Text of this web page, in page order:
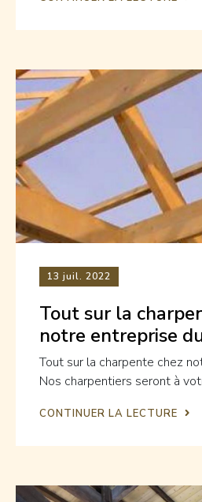
13 juil. 2022
Tout sur la
notre entreprise
Tout sur la charpente chez
Nos charpentiers seront à
CONTINUER LA LECTURE